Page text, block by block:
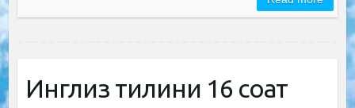
Инглиз тилини 16 соат